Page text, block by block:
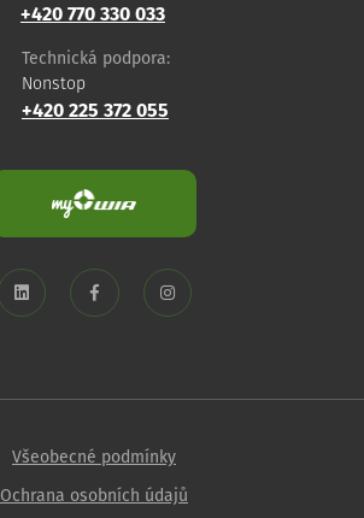
+420 770 330 033
Technická podpora:
Nonstop
+420 225 372 055
Všeobecné podmínky
Ochrana osobních údajů